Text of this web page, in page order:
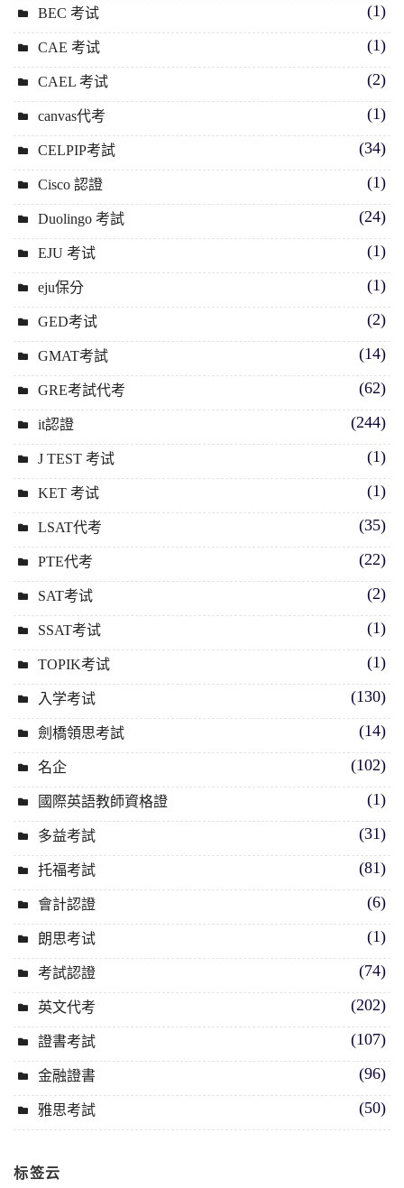
BEC 考试 (1)
CAE 考试 (1)
CAEL 考试 (2)
canvas代考 (1)
CELPIP考試 (34)
Cisco 認證 (1)
Duolingo 考試 (24)
EJU 考试 (1)
eju保分 (1)
GED考试 (2)
GMAT考試 (14)
GRE考試代考 (62)
it認證 (244)
J TEST 考试 (1)
KET 考试 (1)
LSAT代考 (35)
PTE代考 (22)
SAT考试 (2)
SSAT考试 (1)
TOPIK考试 (1)
入学考试 (130)
劍橋領思考試 (14)
名企 (102)
國際英語教師資格證 (1)
多益考試 (31)
托福考試 (81)
會計認證 (6)
朗思考试 (1)
考試認證 (74)
英文代考 (202)
證書考試 (107)
金融證書 (96)
雅思考試 (50)
标签云